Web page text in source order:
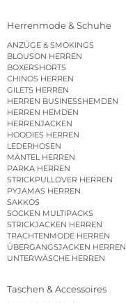
Herrenmode & Schuhe
ANZÜGE & SMOKINGS
BLOUSON HERREN
BOXERSHORTS
CHINOS HERREN
GILETS HERREN
HERREN BUSINESSHEMDEN
HERREN HEMDEN
HERRENJACKEN
HOODIES HERREN
LEDERHOSEN
MÄNTEL HERREN
PARKA HERREN
STRICKPULLOVER HERREN
PYJAMAS HERREN
SAKKOS
SOCKEN MULTIPACKS
STRICKJACKEN HERREN
TRACHTENMODE HERREN
ÜBERGANGSJACKEN HERREN
UNTERWÄSCHE HERREN
Taschen & Accessoires